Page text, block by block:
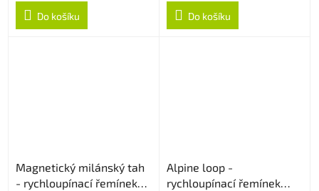
Do košíku Do košíku
Magnetický milánský tah
- rychloupínací řemínek
Alpine loop -
rychloupínací řemínek